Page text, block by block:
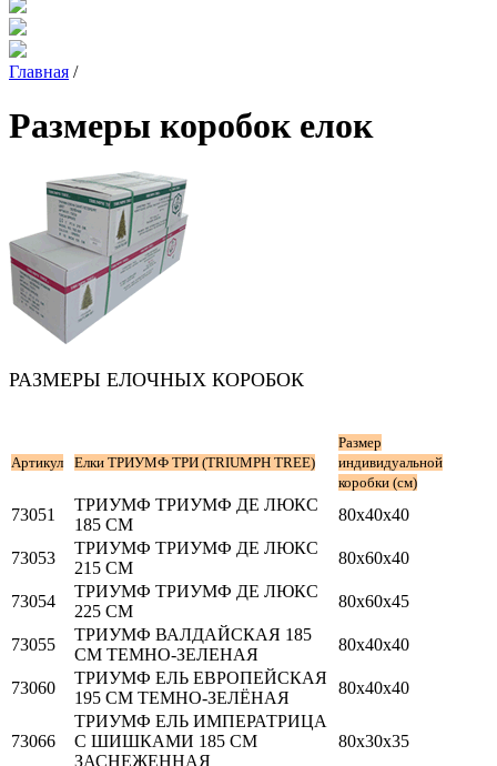
Главная /
Размеры коробок елок
РАЗМЕРЫ ЕЛОЧНЫХ КОРОБОК
Артикул Елки ТРИУМФ ТРИ (TRIUMPH TREE)
Размер
индивидуальной
коробки (см)
73051
ТРИУМФ ТРИУМФ ДЕ ЛЮКС
185 СМ
80х40х40
73053
ТРИУМФ ТРИУМФ ДЕ ЛЮКС
215 СМ
80х60х40
73054
ТРИУМФ ТРИУМФ ДЕ ЛЮКС
225 СМ
80х60х45
73055
ТРИУМФ ВАЛДАЙСКАЯ 185
СМ ТЕМНО-ЗЕЛЕНАЯ
80х40х40
73060
ТРИУМФ ЕЛЬ ЕВРОПЕЙСКАЯ
195 СМ ТЕМНО-ЗЕЛЁНАЯ
80х40х40
73066
ТРИУМФ ЕЛЬ ИМПЕРАТРИЦА
С ШИШКАМИ 185 СМ
ЗАСНЕЖЕННАЯ
80х30х35